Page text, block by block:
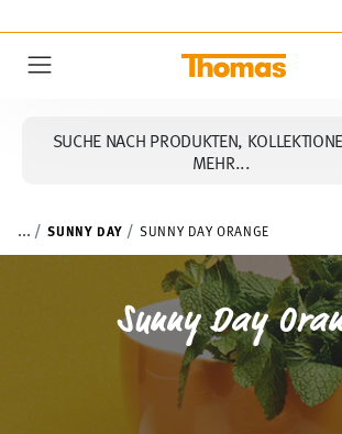
☀️ 20% Rabatt
SUCHE NACH PRODUKTEN,
MEHR...
... SUNNY DAY SUNNY DAY ORANGE
Sunny Day